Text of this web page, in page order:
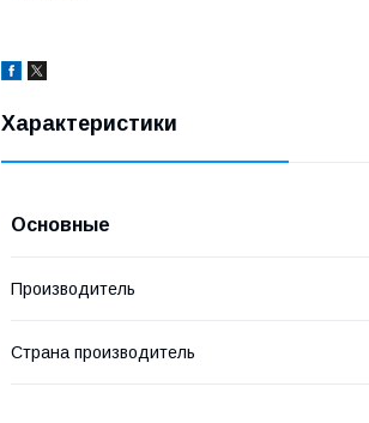
Характеристики
Основные
Производитель
Страна производитель